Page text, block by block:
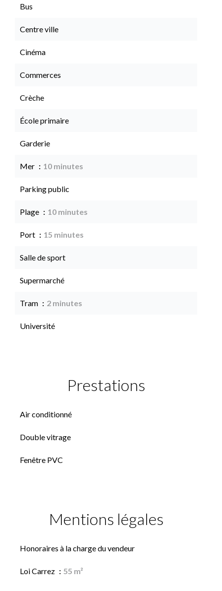
Bus
Centre ville
Cinéma
Commerces
Crèche
École primaire
Garderie
Mer 10 minutes
Parking public
Plage 10 minutes
Port 15 minutes
Salle de sport
Supermarché
Tram 2 minutes
Université
Prestations
Air conditionné
Double vitrage
Fenêtre PVC
Mentions légales
Honoraires à la charge du vendeur
Loi Carrez 55 m²